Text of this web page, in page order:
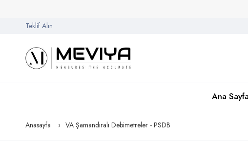
Teklif Alın
Ana Sayfa
Anasayfa VA Şamandıralı Debimetreler - PSDB